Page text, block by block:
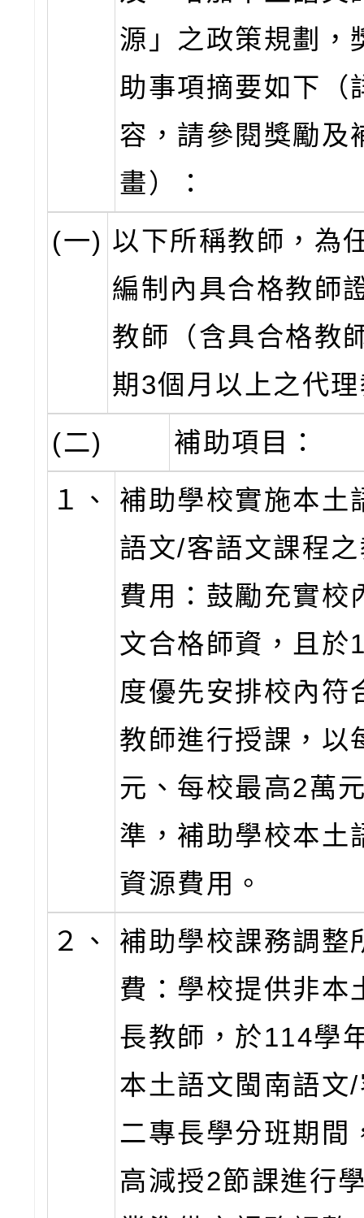
源」之政策規劃，
助事項摘要如下（
容，請參閱獎勵及
畫）：
(一) 以下所稱教師，為
編制內具合格教師
教師（含具合格教
期3個月以上之代
(二)
補助項目：
１、
補助學校實施本土
語文/客語文課程
費用：鼓勵充實校
文合格師資，且於
度優先安排校內符
教師進行授課，以
元、每校最高2萬
準，補助學校本土
資源費用。
２、
補助學校課務調整
費：學校提供非本
長教師，於114學
本土語文閩南語文
二專長學分班期間
高減授2節課進行